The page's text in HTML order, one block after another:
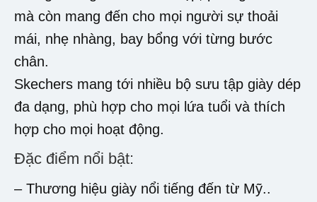
mà còn mang đến cho mọi người sự thoải
mái, nhẹ nhàng, bay bổng với từng bước
chân.
Skechers mang tới nhiều bộ sưu tập giày dép
đa dạng, phù hợp cho mọi lứa tuổi và thích
hợp cho mọi hoạt động.
Đặc điểm nổi bật:
– Thương hiệu giày nổi tiếng đến từ Mỹ..